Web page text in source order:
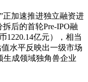
加速推进独立融资进
后的首轮Pre-IPO融
1220.14亿元），相当
水平反映出一级市场
生成领域独角兽企业